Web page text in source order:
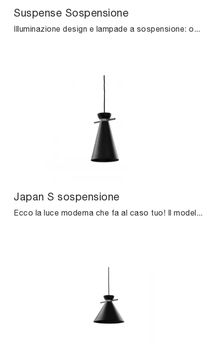
Suspense Sospensione
Illuminazione design e lampade a sospensione: ottieni informazioni sulla lampada Suspense Sospensione in metallo che ti proponiamo.
Japan S sospensione
Ecco la luce moderna che fa al caso tuo! Il modello Japan S sospensione è una tra le nostre lampade a sospensione di Midj.